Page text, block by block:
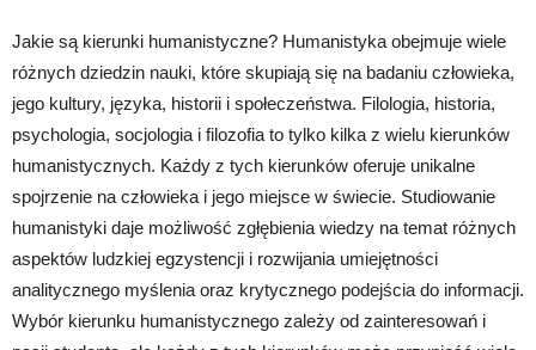
Jakie są kierunki humanistyczne? Humanistyka obejmuje wiele
różnych dziedzin nauki, które skupiają się na badaniu człowieka,
jego kultury, języka, historii i społeczeństwa. Filologia, historia,
psychologia, socjologia i filozofia to tylko kilka z wielu kierunków
humanistycznych. Każdy z tych kierunków oferuje unikalne
spojrzenie na człowieka i jego miejsce w świecie. Studiowanie
humanistyki daje możliwość zgłębienia wiedzy na temat różnych
aspektów ludzkiej egzystencji i rozwijania umiejętności
analitycznego myślenia oraz krytycznego podejścia do informacji.
Wybór kierunku humanistycznego zależy od zainteresowań i